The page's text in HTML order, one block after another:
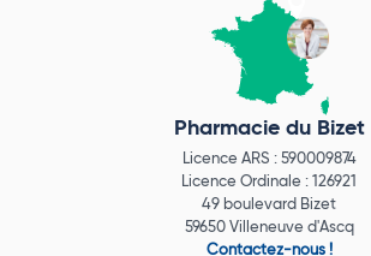
Pharmacie du Bizet
Licence ARS : 590009874
Licence Ordinale : 126921
49 boulevard Bizet
59650 Villeneuve d'Ascq
Contactez-nous !